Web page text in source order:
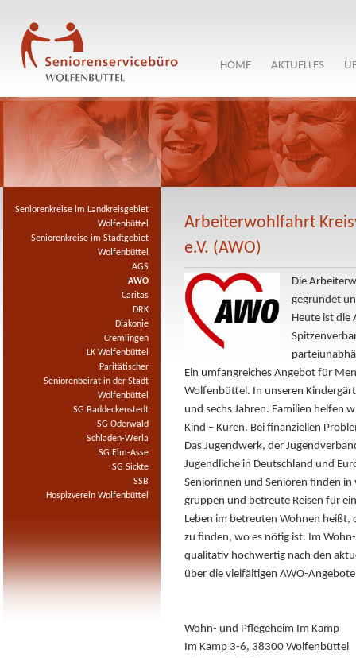
HOME AKTUELLES
Seniorenkreise im Landkreisgebiet
Wolfenbüttel
Seniorenkreise im Stadtgebiet
Wolfenbüttel
AGS
AWO
Caritas
DRK
Diakonie
Cremlingen
LK Wolfenbüttel
Paritätischer
Seniorenbeirat in der Stadt
Wolfenbüttel
SG Baddeckenstedt
SG Oderwald
Schladen-Werla
SG Elm-Asse
SG Sickte
SSB
Hospizverein Wolfenbüttel
Arbeiterwohlfahrt
e.V. (AWO)
Die
gegründet
Heute ist die
Ein umfangreiches Angebot für
Wolfenbüttel. In unseren
und sechs Jahren. Familien helfen
Kind – Kuren. Bei finanziellen
Das Jugendwerk, der
Jugendliche in Deutschland und
Seniorinnen und Senioren finden in
gruppen und betreute Reisen für
Leben im betreuten Wohnen
zu finden, wo es nötig ist. Im
qualitativ hochwertig nach den
über die vielfältigen AWO-
Wohn- und Pflegeheim Im Kamp
Im Kamp 3-6, 38300 Wolfenbüttel